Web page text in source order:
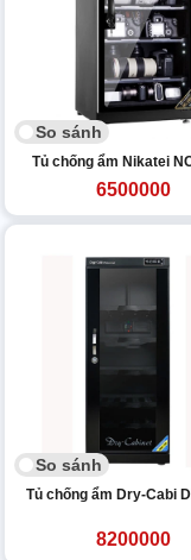
So sánh
Tủ chống ẩm Nikatei
6500000
So sánh
Tủ chống ẩm Dry-Cabi
8200000